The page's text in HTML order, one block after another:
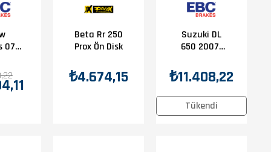
07-
Beta Rr 250
Prox Ön Disk
₺4.674,15
Tükendi
Suzuki DL
650 2007-
GSF 650
2007-2014
EBC Ön Disk
₺11.408,22